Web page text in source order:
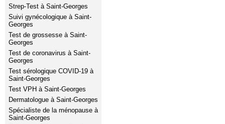
Strep-Test à Saint-Georges
Suivi gynécologique à Saint-
Georges
Test de grossesse à Saint-
Georges
Test de coronavirus à Saint-
Georges
Test sérologique COVID-19 à
Saint-Georges
Test VPH à Saint-Georges
Dermatologue à Saint-Georges
Spécialiste de la ménopause à
Saint-Georges